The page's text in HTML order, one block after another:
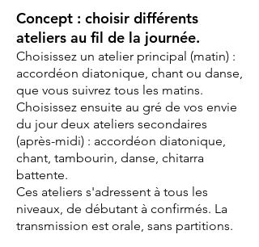
Concept : choisir différents
ateliers au fil de la journée.
Choisissez un atelier principal (matin) :
accordéon diatonique, chant ou danse,
que vous suivrez tous les matins.
Choisissez ensuite au gré de vos envie
du jour deux ateliers secondaires
(après-midi) : accordéon diatonique,
chant, tambourin, danse, chitarra
battente.
Ces ateliers s'adressent à tous les
niveaux, de débutant à confirmés. La
transmission est orale, sans partitions.